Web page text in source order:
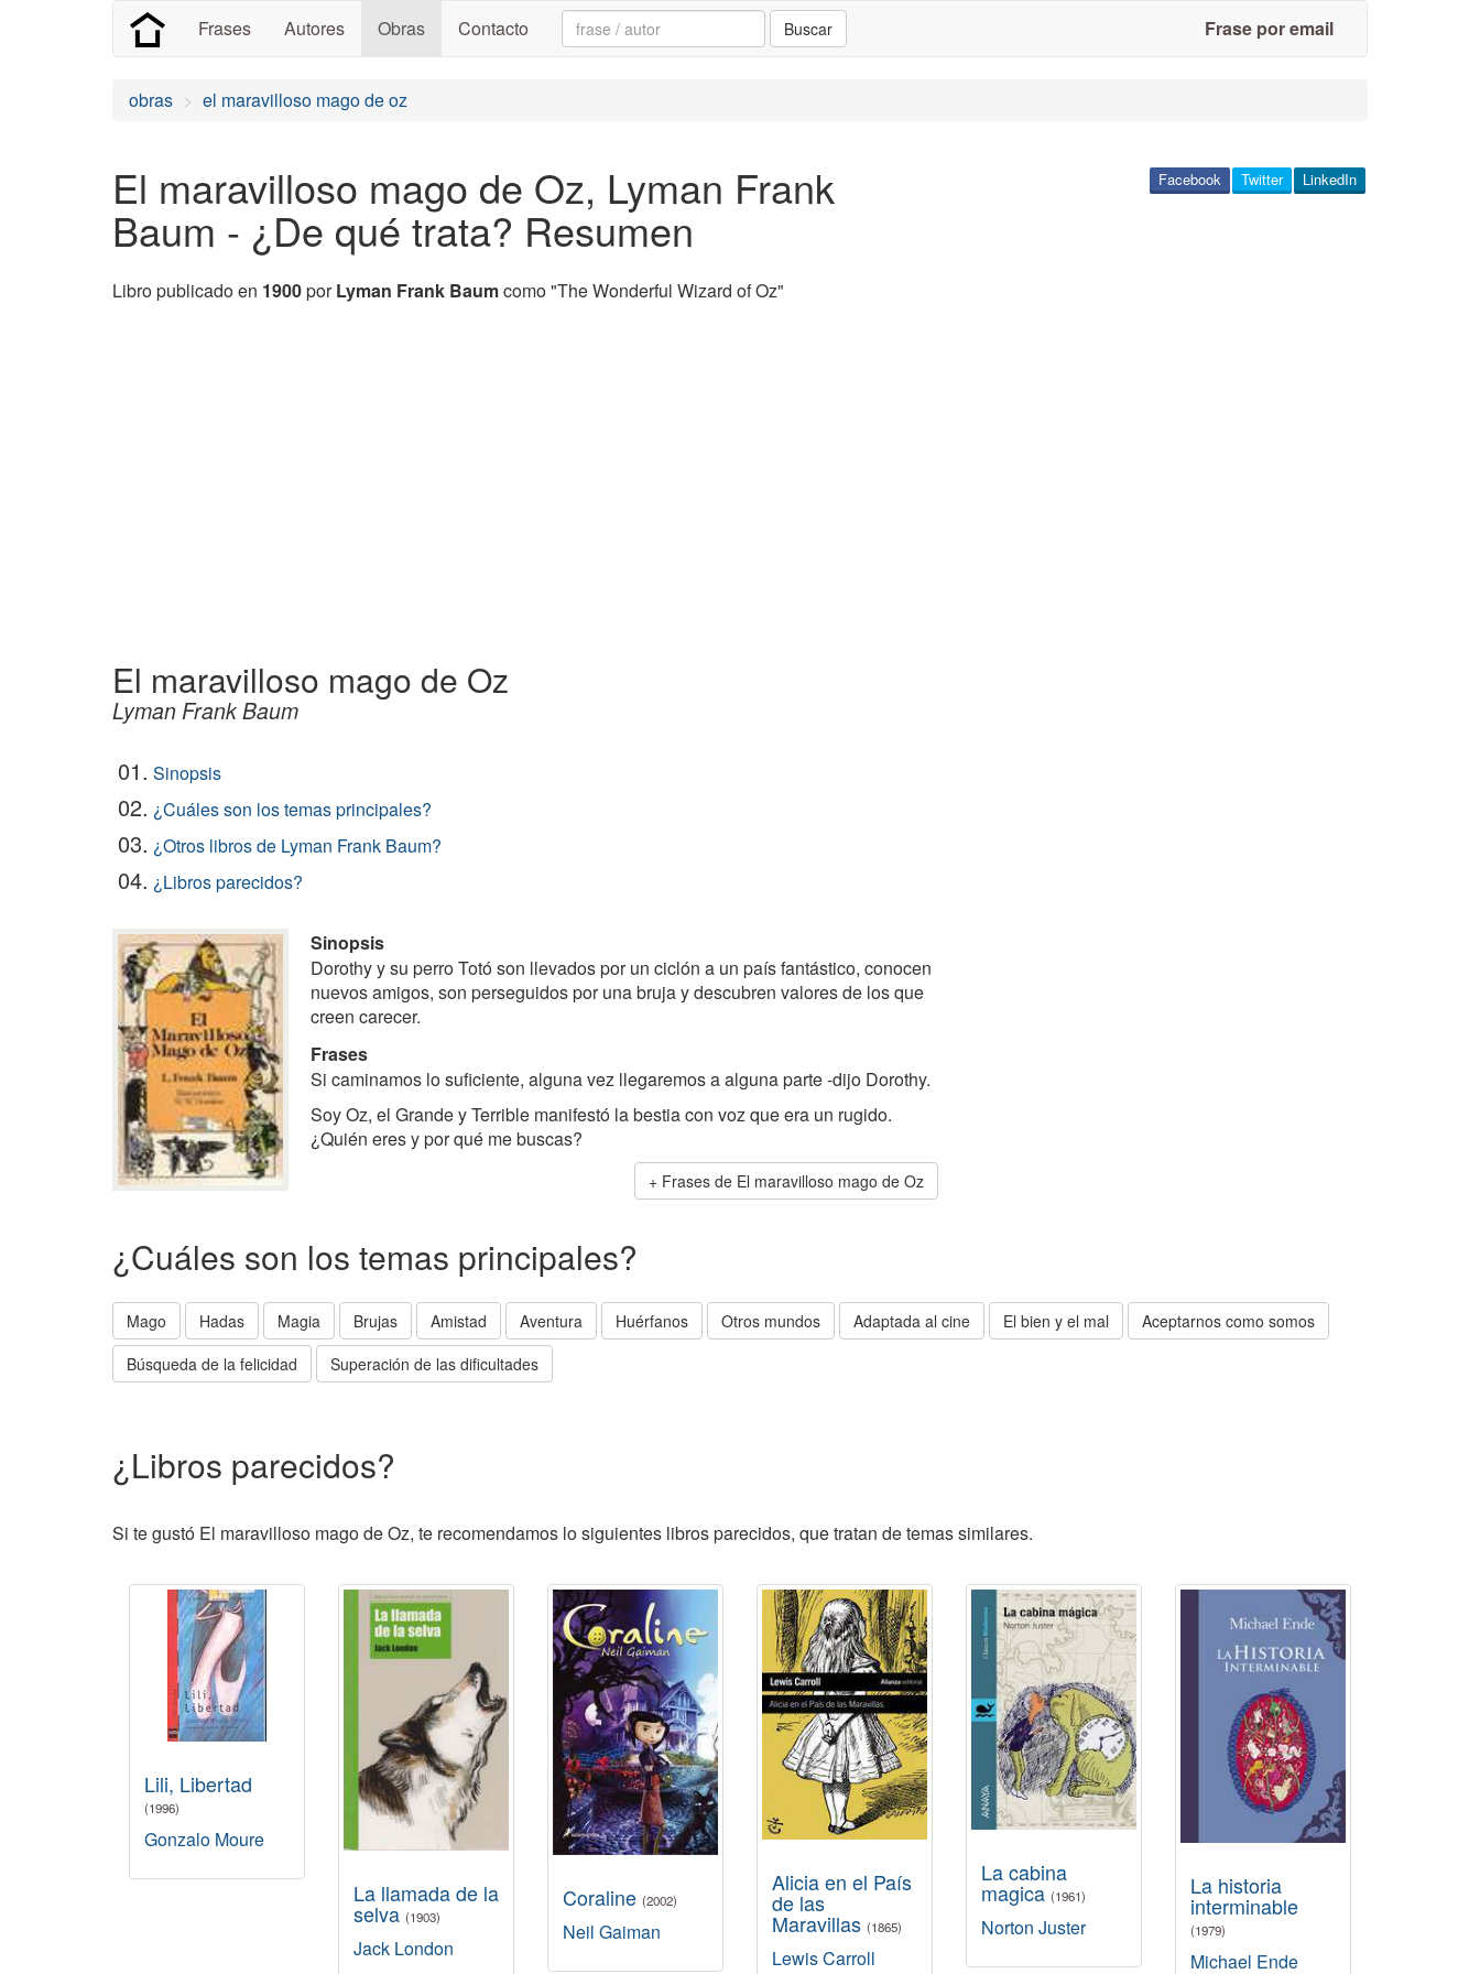
Frases Autores Obras Contacto Search: Buscar Frase por email
obras el maravilloso mago de oz
El maravilloso mago de Oz, Lyman Frank
Baum - ¿De qué trata? Resumen
Libro publicado en 1900porLyman Frank Baumcomo "The Wonderful Wizard of Oz"
LinkedIn
Twitter
Facebook
El maravilloso mago de Oz
Lyman Frank Baum
01. Sinopsis
02. ¿Cuáles son los temas principales?
03. ¿Otros libros de Lyman Frank Baum?
04. ¿Libros parecidos?
Sinopsis
Dorothy y su perro Totó son llevados por un ciclón a un país fantástico, conocen
nuevos amigos, son perseguidos por una bruja y descubren valores de los que
creen carecer.
Frases
Si caminamos lo suficiente, alguna vez llegaremos a alguna parte -dijo Dorothy.
Soy Oz, el Grande y Terrible manifestó la bestia con voz que era un rugido.
¿Quién eres y por qué me buscas?
Frases de El maravilloso mago de Oz
¿Cuáles son los temas principales?
Mago Hadas Magia Brujas Amistad Aventura Huérfanos Otros mundos Adaptada al cine El bien y el mal
Aceptarnos como somos
Búsqueda de la felicidad
Superación de las dificultades
¿Libros parecidos?
Si te gustó El maravilloso mago de Oz, te recomendamos lo siguientes libros parecidos, que tratan de temas similares.
Lili, Libertad
(1996)
Gonzalo Moure
La llamada de la
selva (1903)
Jack London
Coraline (2002)
Neil Gaiman
Alicia en el País
de las
Maravillas (1865)
Lewis Carroll
La cabina
magica (1961)
Norton Juster
La historia
interminable
(1979)
Michael Ende